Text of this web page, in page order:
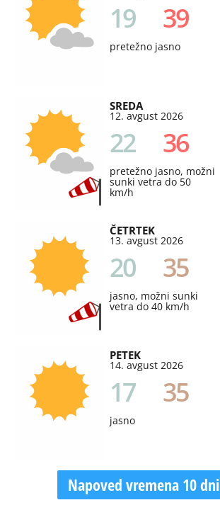
19 39
pretežno jasno
SREDA
12. avgust 2026
22 36
pretežno jasno, možni
sunki vetra do 50
km/h
ČETRTEK
13. avgust 2026
20 35
jasno, možni sunki
vetra do 40 km/h
PETEK
14. avgust 2026
17 35
jasno
Napoved vremena 10 dni